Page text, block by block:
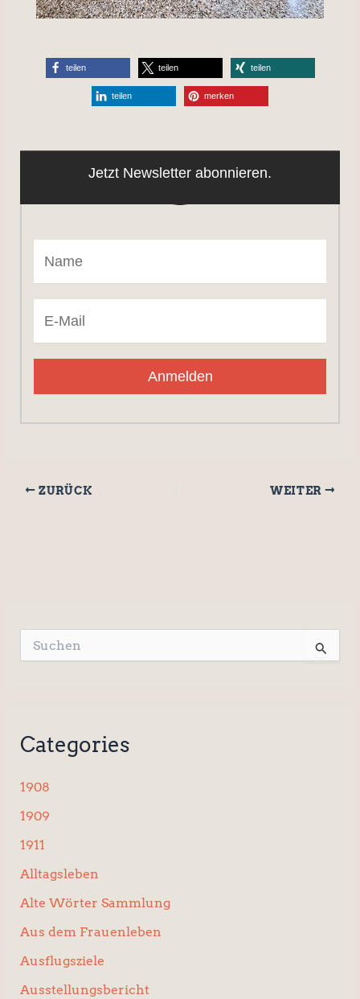
teilen teilen teilen
teilen merken
Jetzt Newsletter abonnieren.
Anmelden
ZURÜCK WEITER
u
n
h
Categories
1908
1909
1911
Alltagsleben
Alte Wörter Sammlung
Aus dem Frauenleben
Ausflugsziele
Ausstellungsbericht